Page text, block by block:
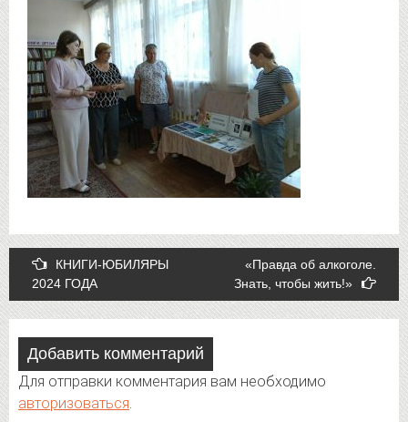
Post
navigation
КНИГИ-ЮБИЛЯРЫ
2024 ГОДА
«Правда об алкоголе.
Знать, чтобы жить!»
Добавить комментарий
Для отправки комментария вам необходимо
авторизоваться